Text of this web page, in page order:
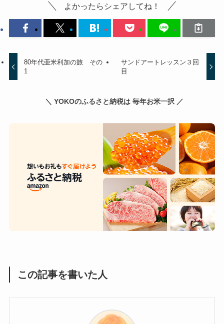
よかったらシェアしてね！
80年代亜米利加の旅 その
1
サンドアートレッスン３回
目
＼ YOKOのふるさと納税は 毎年お米一択 ／
この記事を書いた人